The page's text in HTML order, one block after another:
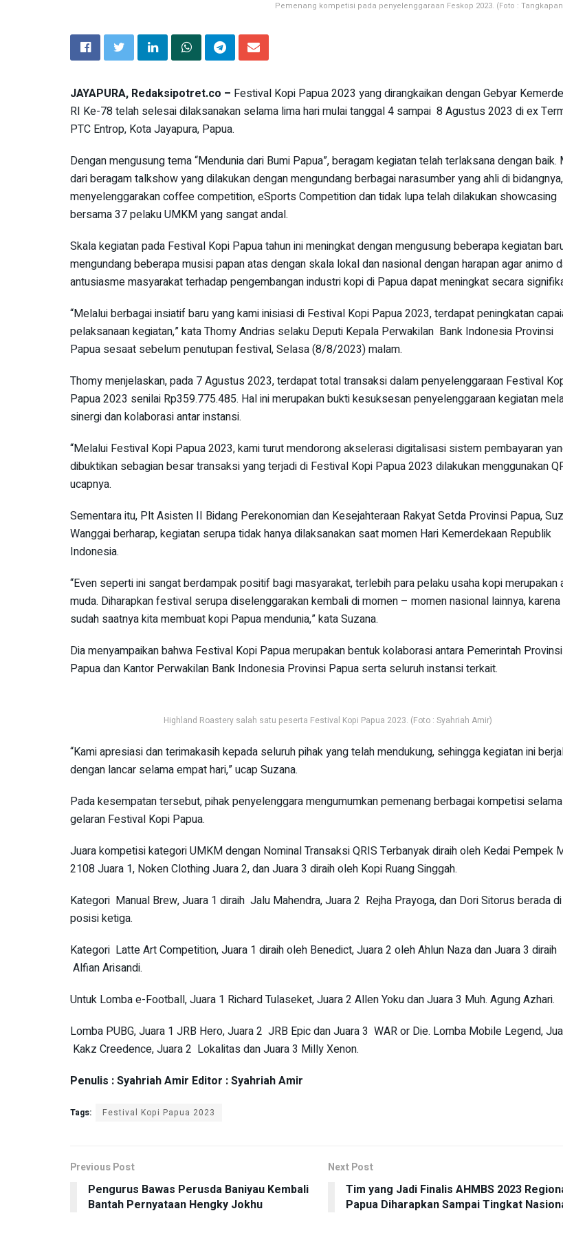
Pemenang kompetisi pada penyelenggaraan Feskop 2023. (Foto :
JAYAPURA, Redaksipotret.co – Festival Kopi Papua 2023 yang dirangkaikan dengan Gebyar
RI Ke-78 telah selesai dilaksanakan selama lima hari mulai tanggal 4 sampai 8 Agustus 2023 di ex
PTC Entrop, Kota Jayapura, Papua.
Dengan mengusung tema “Mendunia dari Bumi Papua”, beragam kegiatan telah terlaksana dengan baik.
dari beragam talkshow yang dilakukan dengan mengundang berbagai narasumber yang ahli di bidangnya,
menyelenggarakan coffee competition, eSports Competition dan tidak lupa telah dilakukan showcasing
bersama 37 pelaku UMKM yang sangat andal.
Skala kegiatan pada Festival Kopi Papua tahun ini meningkat dengan mengusung beberapa kegiatan
mengundang beberapa musisi papan atas dengan skala lokal dan nasional dengan harapan agar animo
antusiasme masyarakat terhadap pengembangan industri kopi di Papua dapat meningkat secara
“Melalui berbagai insiatif baru yang kami inisiasi di Festival Kopi Papua 2023, terdapat peningkatan
pelaksanaan kegiatan,” kata Thomy Andrias selaku Deputi Kepala Perwakilan Bank Indonesia Provinsi
Papua sesaat sebelum penutupan festival, Selasa (8/8/2023) malam.
Thomy menjelaskan, pada 7 Agustus 2023, terdapat total transaksi dalam penyelenggaraan Festival
Papua 2023 senilai Rp359.775.485. Hal ini merupakan bukti kesuksesan penyelenggaraan kegiatan
sinergi dan kolaborasi antar instansi.
“Melalui Festival Kopi Papua 2023, kami turut mendorong akselerasi digitalisasi sistem pembayaran
dibuktikan sebagian besar transaksi yang terjadi di Festival Kopi Papua 2023 dilakukan menggunakan
ucapnya.
Sementara itu, Plt Asisten II Bidang Perekonomian dan Kesejahteraan Rakyat Setda Provinsi Papua,
Wanggai berharap, kegiatan serupa tidak hanya dilaksanakan saat momen Hari Kemerdekaan Republik
Indonesia.
“Even seperti ini sangat berdampak positif bagi masyarakat, terlebih para pelaku usaha kopi merupakan
muda. Diharapkan festival serupa diselenggarakan kembali di momen – momen nasional lainnya, karena
sudah saatnya kita membuat kopi Papua mendunia,” kata Suzana.
Dia menyampaikan bahwa Festival Kopi Papua merupakan bentuk kolaborasi antara Pemerintah Provinsi
Papua dan Kantor Perwakilan Bank Indonesia Provinsi Papua serta seluruh instansi terkait.
Highland Roastery salah satu peserta Festival Kopi Papua 2023. (Foto : Syahriah Amir)
“Kami apresiasi dan terimakasih kepada seluruh pihak yang telah mendukung, sehingga kegiatan ini
dengan lancar selama empat hari,” ucap Suzana.
Pada kesempatan tersebut, pihak penyelenggara mengumumkan pemenang berbagai kompetisi selama
gelaran Festival Kopi Papua.
Juara kompetisi kategori UMKM dengan Nominal Transaksi QRIS Terbanyak diraih oleh Kedai Pempek
2108 Juara 1, Noken Clothing Juara 2, dan Juara 3 diraih oleh Kopi Ruang Singgah.
Kategori Manual Brew, Juara 1 diraih Jalu Mahendra, Juara 2 Rejha Prayoga, dan Dori Sitorus berada di
posisi ketiga.
Kategori Latte Art Competition, Juara 1 diraih oleh Benedict, Juara 2 oleh Ahlun Naza dan Juara 3 diraih
Alfian Arisandi.
Untuk Lomba e-Football, Juara 1 Richard Tulaseket, Juara 2 Allen Yoku dan Juara 3 Muh. Agung Azhari.
Lomba PUBG, Juara 1 JRB Hero, Juara 2 JRB Epic dan Juara 3 WAR or Die. Lomba Mobile Legend,
Kakz Creedence, Juara 2 Lokalitas dan Juara 3 Milly Xenon.
Penulis : Syahriah Amir Editor : Syahriah Amir
Tags: Festival Kopi Papua 2023
Previous Post
Pengurus Bawas Perusda Baniyau Kembali
Bantah Pernyataan Hengky Jokhu
Next Post
Tim yang Jadi Finalis AHMBS 2023
Papua Diharapkan Sampai Tingkat